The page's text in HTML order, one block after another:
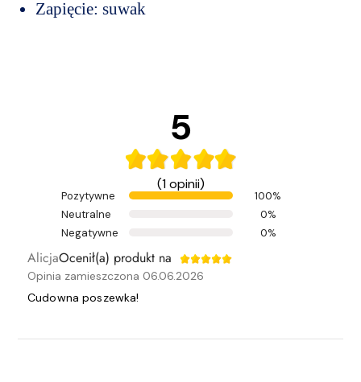
Zapięcie: suwak
5
(1 opinii)
Pozytywne
100%
Neutralne
0%
Negatywne
0%
AlicjaOcenił(a) produkt na
Opinia zamieszczona 06.06.2026
Cudowna poszewka!